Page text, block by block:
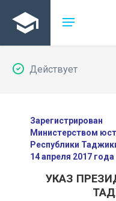
Действует
Зарегистрирован
Министерством
Республики
14 апреля 2017
УКАЗ